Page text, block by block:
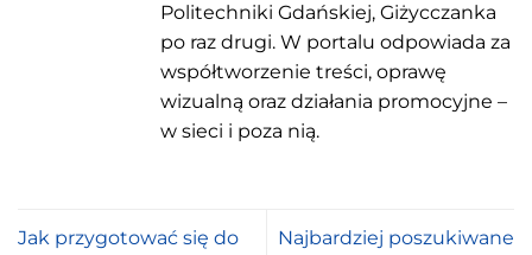
Politechniki Gdańskiej, Giżycczanka
po raz drugi. W portalu odpowiada za
współtworzenie treści, oprawę
wizualną oraz działania promocyjne –
w sieci i poza nią.
Jak przygotować się do
Najbardziej poszukiwane